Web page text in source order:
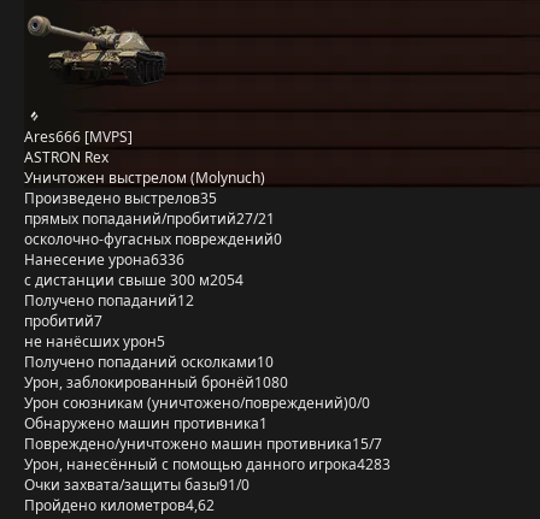
Ares666 [MVPS]
ASTRON Rex
Уничтожен выстрелом (Molynuch)
Произведено выстрелов35
прямых попаданий/пробитий27/21
осколочно-фугасных повреждений0
Нанесение урона6336
с дистанции свыше 300 м2054
Получено попаданий12
пробитий7
не нанёсших урон5
Получено попаданий осколками10
Урон, заблокированный бронёй1080
Урон союзникам (уничтожено/повреждений)0/0
Обнаружено машин противника1
Повреждено/уничтожено машин противника15/7
Урон, нанесённый с помощью данного игрока4283
Очки захвата/защиты базы91/0
Пройдено километров4,62